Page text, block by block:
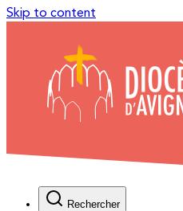
Skip to content
Rechercher